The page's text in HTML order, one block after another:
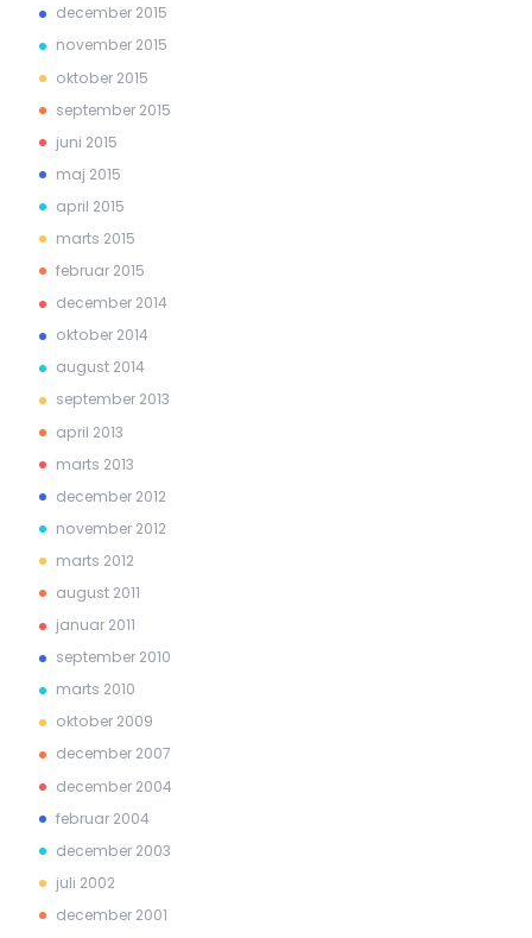
december 2015
november 2015
oktober 2015
september 2015
juni 2015
maj 2015
april 2015
marts 2015
februar 2015
december 2014
oktober 2014
august 2014
september 2013
april 2013
marts 2013
december 2012
november 2012
marts 2012
august 2011
januar 2011
september 2010
marts 2010
oktober 2009
december 2007
december 2004
februar 2004
december 2003
juli 2002
december 2001